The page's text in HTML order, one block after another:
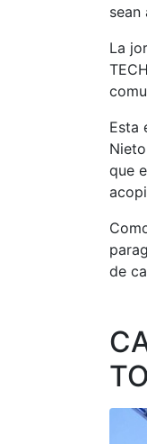
sean
La
Esta
que
de